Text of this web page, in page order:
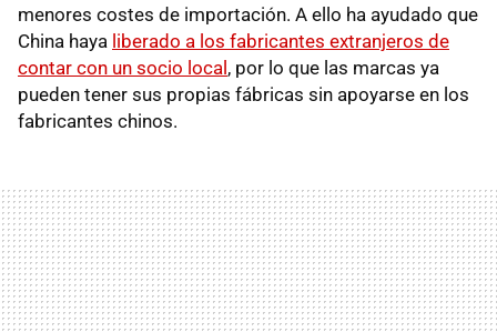
menores costes de importación. A ello ha ayudado que
China haya liberado a los fabricantes extranjeros de
contar con un socio local, por lo que las marcas ya
pueden tener sus propias fábricas sin apoyarse en los
fabricantes chinos.